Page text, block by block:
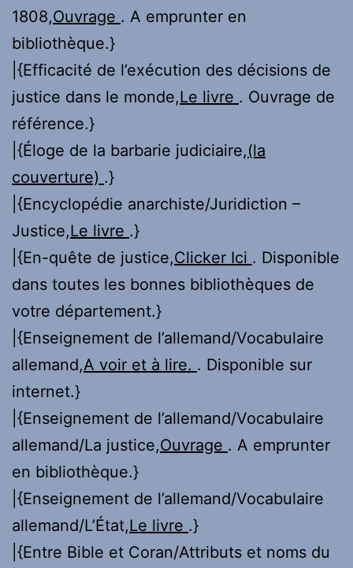
1808,Ouvrage . A emprunter en
bibliothèque.}
|{Efficacité de l’exécution des décisions de
justice dans le monde,Le livre . Ouvrage de
référence.}
|{Éloge de la barbarie judiciaire,(la
couverture) .}
|{Encyclopédie anarchiste/Juridiction –
Justice,Le livre .}
|{En-quête de justice,Clicker Ici . Disponible
dans toutes les bonnes bibliothèques de
votre département.}
|{Enseignement de l’allemand/Vocabulaire
allemand,A voir et à lire. . Disponible sur
internet.}
|{Enseignement de l’allemand/Vocabulaire
allemand/La justice,Ouvrage . A emprunter
en bibliothèque.}
|{Enseignement de l’allemand/Vocabulaire
allemand/L’État,Le livre .}
|{Entre Bible et Coran/Attributs et noms du